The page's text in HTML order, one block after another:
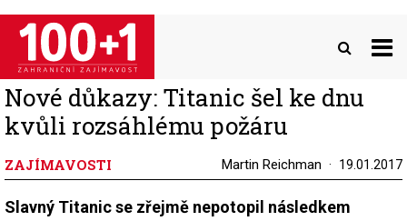
Přejít
hlavnímu
obsahu
Nové důkazy: Titanic šel ke dnu
kvůli rozsáhlému požáru
ZAJÍMAVOSTI Martin Reichman 19.01.2017
Slavný Titanic se zřejmě nepotopil následkem